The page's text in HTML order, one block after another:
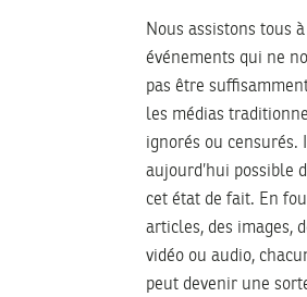
Nous assistons tous à
événements qui ne
pas être
les médias
ignorés ou censurés.
aujourd’hui possible
cet état de fait. En
articles, des images,
vidéo ou audio,
peut devenir une